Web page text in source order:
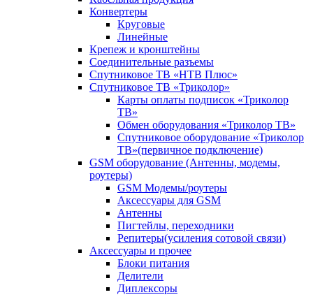
Конвертеры
Круговые
Линейные
Крепеж и кронштейны
Соединительные разъемы
Спутниковое ТВ «НТВ Плюс»
Спутниковое ТВ «Триколор»
Карты оплаты подписок «Триколор
ТВ»
Обмен оборудования «Триколор ТВ»
Спутниковое оборудование «Триколор
ТВ»(первичное подключение)
GSM оборудование (Антенны, модемы,
роутеры)
GSM Модемы/роутеры
Аксессуары для GSM
Антенны
Пигтейлы, переходники
Репитеры(усиления сотовой связи)
Аксессуары и прочее
Блоки питания
Делители
Диплексоры